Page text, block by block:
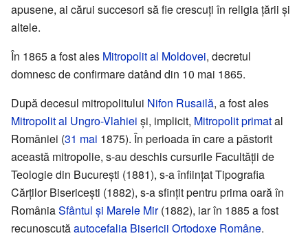
apusene, ai cărui succesori să fie crescuți în religia țării și
altele.
În 1865 a fost ales Mitropolit al Moldovei, decretul
domnesc de confirmare datând din 10 mai 1865.
După decesul mitropolitului Nifon Rusailă, a fost ales
Mitropolit al Ungro-Vlahiei și, implicit, Mitropolit primatal
României (31 mai 1875). În perioada în care a păstorit
această mitropolie, s-au deschis cursurile Facultății de
Teologie din București (1881), s-a înființat Tipografia
Cărților Bisericeşti (1882), s-a sfințit pentru prima oară în
RomâniaSfântul și Marele Mir(1882), iar în 1885 a fost
recunoscutăautocefalia Bisericii Ortodoxe Române.